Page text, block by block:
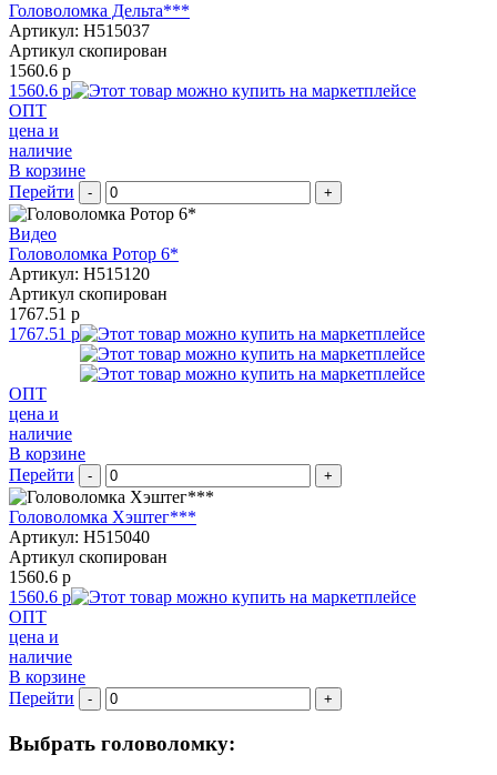
Головоломка Дельта***
Артикул: H515037
Артикул скопирован
1560.6 р
1560.6 р
ОПТ
цена и
наличие
В корзине
Перейти
- +
Видео
Головоломка Ротор 6*
Артикул: H515120
Артикул скопирован
1767.51 р
1767.51 р
ОПТ
цена и
наличие
В корзине
Перейти
- +
Головоломка Хэштег***
Артикул: H515040
Артикул скопирован
1560.6 р
1560.6 р
ОПТ
цена и
наличие
В корзине
Перейти
- +
Выбрать головоломку: